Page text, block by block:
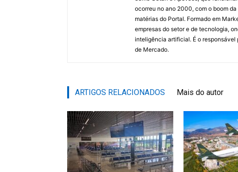
ocorreu no ano 2000, com o boom
matérias do Portal. Formado em
empresas do setor e de tecnologia,
inteligência artificial. É o responsável
de Mercado.
ARTIGOS RELACIONADOS Mais do autor